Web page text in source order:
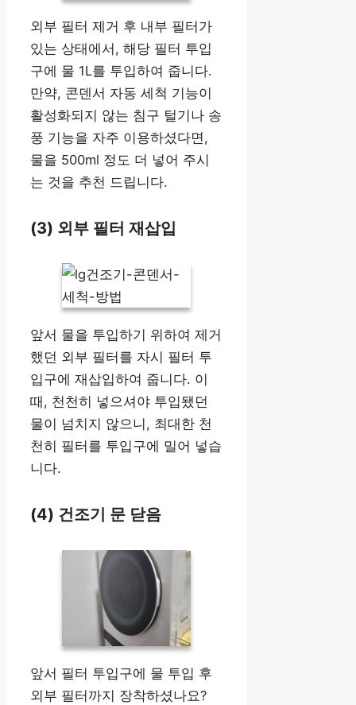
외부 필터 제거 후 내부 필터가
있는 상태에서, 해당 필터 투입
구에 물 1L를 투입하여 줍니다.
만약, 콘덴서 자동 세척 기능이
활성화되지 않는 침구 털기나 송
풍 기능을 자주 이용하셨다면,
물을 500ml 정도 더 넣어 주시
는 것을 추천 드립니다.
(3) 외부 필터 재삽입
앞서 물을 투입하기 위하여 제거
했던 외부 필터를 자시 필터 투
입구에 재삽입하여 줍니다. 이
때, 천천히 넣으셔야 투입됐던
물이 넘치지 않으니, 최대한 천
천히 필터를 투입구에 밀어 넣습
니다.
(4) 건조기 문 닫음
앞서 필터 투입구에 물 투입 후
외부 필터까지 장착하셨나요?